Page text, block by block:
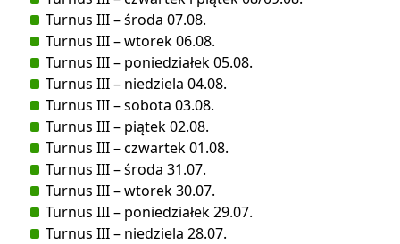
Turnus III – środa 07.08.
Turnus III – wtorek 06.08.
Turnus III – poniedziałek 05.08.
Turnus III – niedziela 04.08.
Turnus III – sobota 03.08.
Turnus III – piątek 02.08.
Turnus III – czwartek 01.08.
Turnus III – środa 31.07.
Turnus III – wtorek 30.07.
Turnus III – poniedziałek 29.07.
Turnus III – niedziela 28.07.